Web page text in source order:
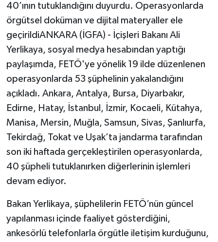
40’ının tutuklandığını duyurdu. Operasyonlarda
örgütsel doküman ve dijital materyaller ele
geçirildiANKARA (İGFA) - İçişleri Bakanı Ali
Yerlikaya, sosyal medya hesabından yaptığı
paylaşımda, FETÖ'ye yönelik 19 ilde düzenlenen
operasyonlarda 53 şüphelinin yakalandığını
açıkladı. Ankara, Antalya, Bursa, Diyarbakır,
Edirne, Hatay, İstanbul, İzmir, Kocaeli, Kütahya,
Manisa, Mersin, Muğla, Samsun, Sivas, Şanlıurfa,
Tekirdağ, Tokat ve Uşak’ta jandarma tarafından
son iki haftada gerçekleştirilen operasyonlarda,
40 şüpheli tutuklanırken diğerlerinin işlemleri
devam ediyor.
Bakan Yerlikaya, şüphelilerin FETÖ’nün güncel
yapılanması içinde faaliyet gösterdiğini,
ankesörlü telefonlarla örgütle iletişim kurduğunu,